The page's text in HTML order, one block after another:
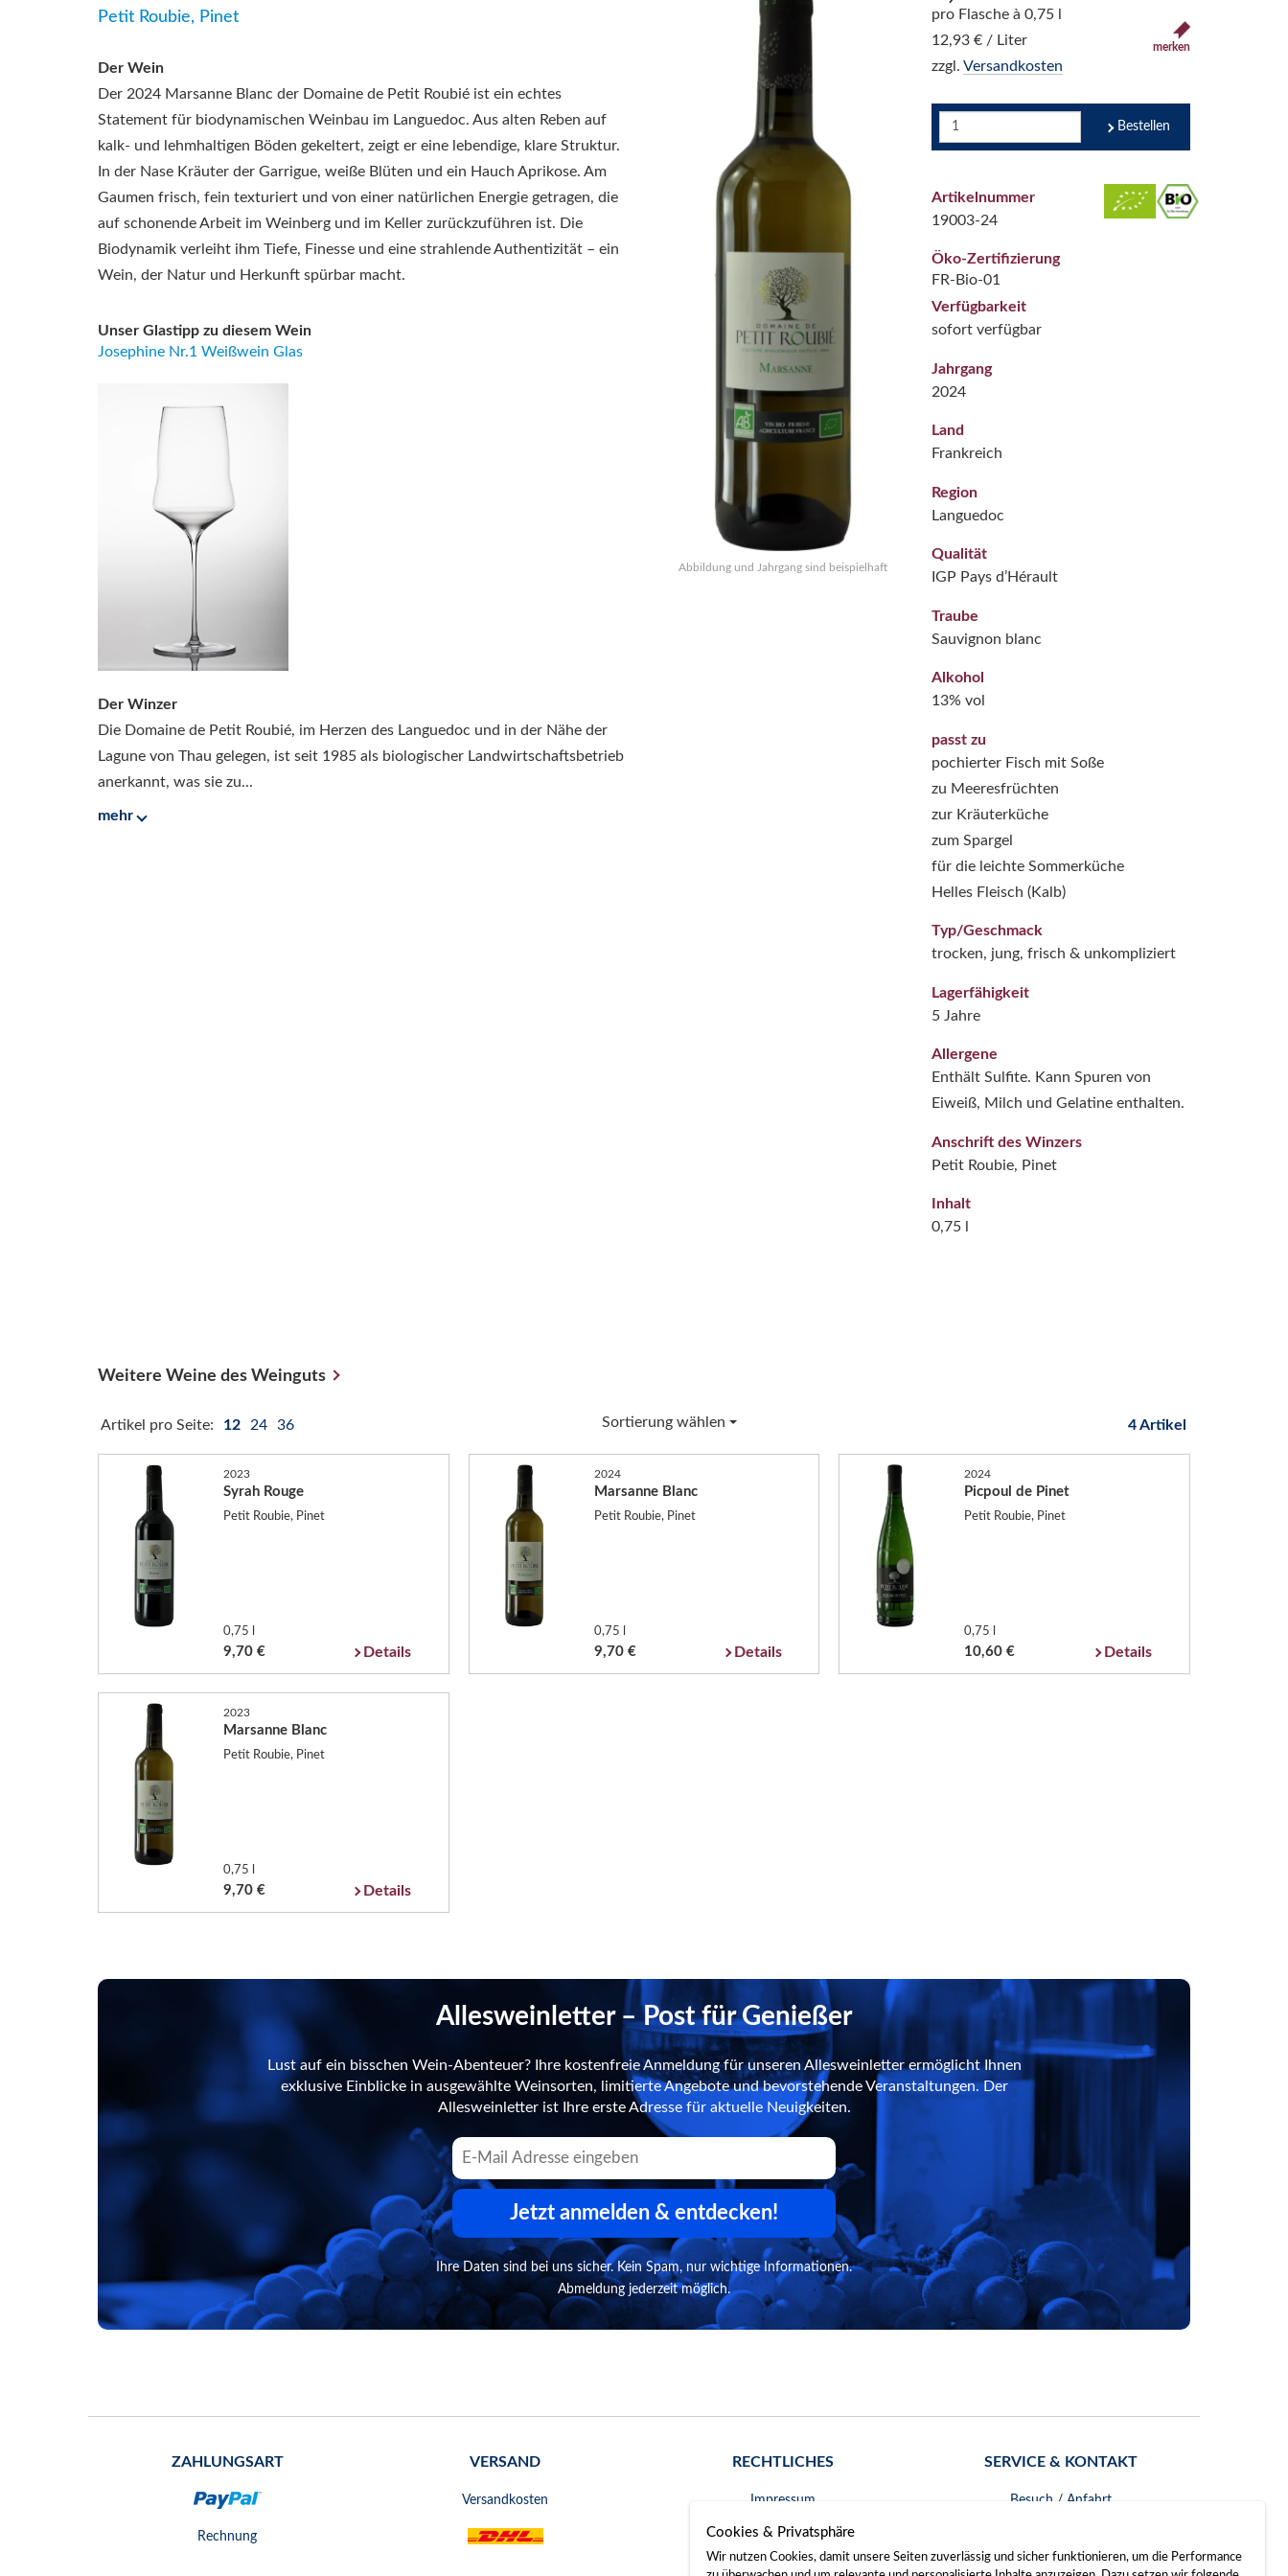
Petit Roubie, Pinet
Der Wein
Der 2024 Marsanne Blanc der Domaine de Petit Roubié ist ein echtes
Statement für biodynamischen Weinbau im Languedoc. Aus alten Reben auf
kalk- und lehmhaltigen Böden gekeltert, zeigt er eine lebendige, klare Struktur.
In der Nase Kräuter der Garrigue, weiße Blüten und ein Hauch Aprikose. Am
Gaumen frisch, fein texturiert und von einer natürlichen Energie getragen, die
auf schonende Arbeit im Weinberg und im Keller zurückzuführen ist. Die
Biodynamik verleiht ihm Tiefe, Finesse und eine strahlende Authentizität – ein
Wein, der Natur und Herkunft spürbar macht.
Unser Glastipp zu diesem Wein
Josephine Nr.1 Weißwein Glas
Der Winzer
Die Domaine de Petit Roubié, im Herzen des Languedoc und in der Nähe der
Lagune von Thau gelegen, ist seit 1985 als biologischer Landwirtschaftsbetrieb
anerkannt, was sie zu...
mehr
Abbildung und Jahrgang sind beispielhaft
pro Flasche à 0,75 l
12,93 € / Liter
zzgl. Versandkosten
merken
Bestellen
Artikelnummer
19003-24
Öko-Zertifizierung
FR-Bio-01
Verfügbarkeit
sofort verfügbar
Jahrgang
2024
Land
Frankreich
Region
Languedoc
Qualität
IGP Pays d’Hérault
Traube
Sauvignon blanc
Alkohol
13% vol
passt zu
pochierter Fisch mit Soße
zu Meeresfrüchten
zur Kräuterküche
zum Spargel
für die leichte Sommerküche
Helles Fleisch (Kalb)
Typ/Geschmack
trocken, jung, frisch & unkompliziert
Lagerfähigkeit
5 Jahre
Allergene
Enthält Sulfite. Kann Spuren von
Eiweiß, Milch und Gelatine enthalten.
Anschrift des Winzers
Petit Roubie, Pinet
Inhalt
0,75 l
Weitere Weine des Weinguts
Artikel pro Seite: 12 24 36 Sortierung wählen 4 Artikel
2023
Syrah Rouge
Petit Roubie, Pinet
0,75 l
9,70 € Details
2024
Marsanne Blanc
Petit Roubie, Pinet
0,75 l
9,70 € Details
2024
Picpoul de Pinet
Petit Roubie, Pinet
0,75 l
10,60 € Details
2023
Marsanne Blanc
Petit Roubie, Pinet
0,75 l
9,70 € Details
Allesweinletter – Post für Genießer
Lust auf ein bisschen Wein-Abenteuer? Ihre kostenfreie Anmeldung für unseren Allesweinletter ermöglicht Ihnen
exklusive Einblicke in ausgewählte Weinsorten, limitierte Angebote und bevorstehende Veranstaltungen. Der
Allesweinletter ist Ihre erste Adresse für aktuelle Neuigkeiten.
Jetzt anmelden & entdecken!
Ihre Daten sind bei uns sicher. Kein Spam, nur wichtige Informationen.
Abmeldung jederzeit möglich.
ZAHLUNGSART
Rechnung
VERSAND
Versandkosten
RECHTLICHES
Impressum
AGB
Widerrufsrecht
SERVICE & KONTAKT
Besuch / Anfahrt
Cookies & Privatsphäre
Wir nutzen Cookies, damit unsere Seiten zuverlässig und sicher funktionieren, um die Performance